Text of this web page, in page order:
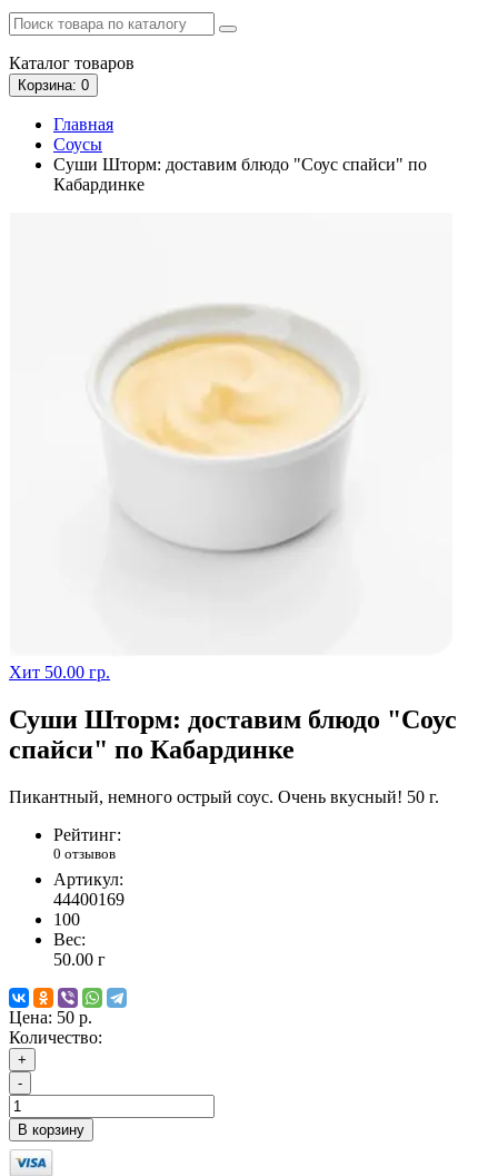
Каталог товаров
Корзина: 0
Главная
Соусы
Суши Шторм: доставим блюдо "Соус спайси" по
Кабардинке
Хит 50.00 гр.
Суши Шторм: доставим блюдо "Соус
спайси" по Кабардинке
Пикантный, немного острый соус. Очень вкусный! 50 г.
Рейтинг:
0 отзывов
Артикул:
44400169
100
Вес:
50.00 г
Цена: 50 р.
Количество:
+
-
В корзину